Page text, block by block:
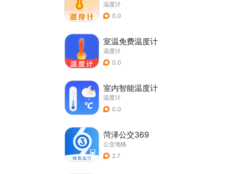
温度计
0.0
室温免费温度计
温度计
0.0
室内智能温度计
温度计
0.0
菏泽公交369
公交地铁
2.7